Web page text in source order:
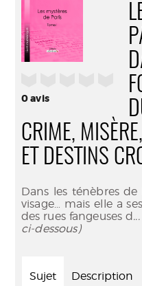
0avis
CRIME,
ET DESTINS
Dans les ténèbres de
visage… mais elle a
des rues fangeuses d
ci-dessous)
Sujet Description